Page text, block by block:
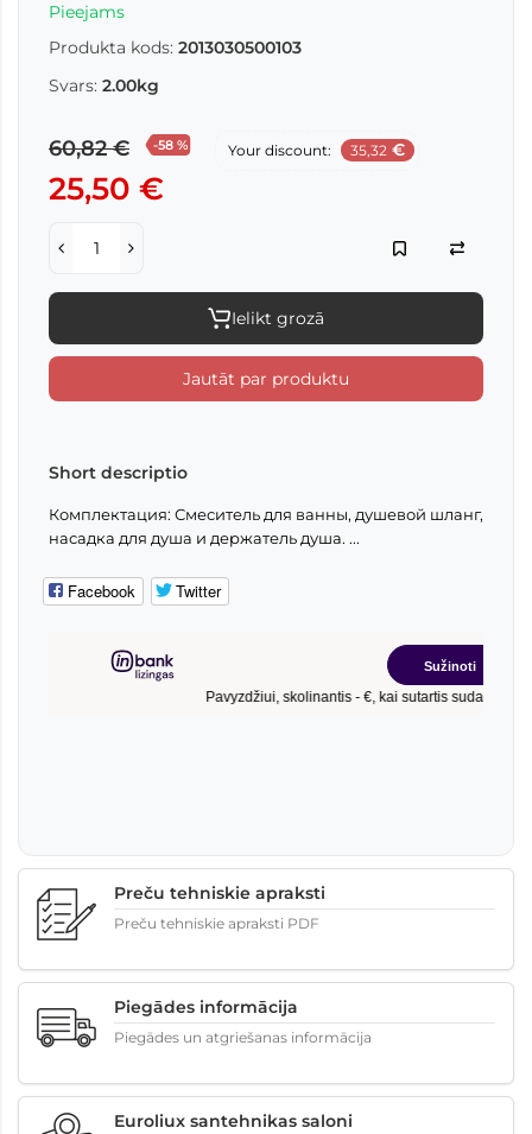
Pieejams
Produkta kods: 2013030500103
Svars: 2.00kg
60,82 € -58 % Your discount: 35,32 €
25,50 €
Ielikt grozā
Jautāt par produktu
Short descriptio
Комплектация: Смеситель для ванны, душевой шланг,
насадка для душа и держатель душа. ...
Facebook Twitter
Preču tehniskie apraksti
Preču tehniskie apraksti PDF
Piegādes informācija
Piegādes un atgriešanas informācija
Euroliux santehnikas saloni